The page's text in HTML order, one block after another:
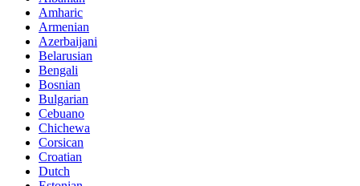
Amharic
Armenian
Azerbaijani
Belarusian
Bengali
Bosnian
Bulgarian
Cebuano
Chichewa
Corsican
Croatian
Dutch